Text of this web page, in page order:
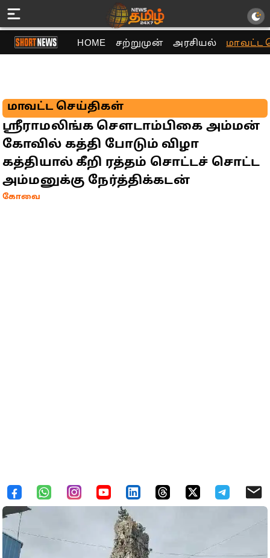
HOME சற்றுமுன் அரசியல் மாவட்ட
மாவட்ட செய்திகள்
ஸ்ரீராமலிங்க செளடாம்பிகை அம்மன்
கோவில் கத்தி போடும் விழா
கத்தியால் கீறி ரத்தம் சொட்டச் சொட்ட
அம்மனுக்கு நேர்த்திக்கடன்
கோவை